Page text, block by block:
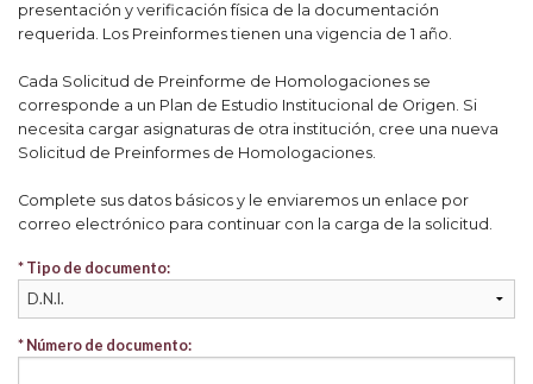
presentación y verificación física de la documentación
requerida. Los Preinformes tienen una vigencia de 1 año.
Cada Solicitud de Preinforme de Homologaciones se
corresponde a un Plan de Estudio Institucional de Origen. Si
necesita cargar asignaturas de otra institución, cree una nueva
Solicitud de Preinformes de Homologaciones.
Complete sus datos básicos y le enviaremos un enlace por
correo electrónico para continuar con la carga de la solicitud.